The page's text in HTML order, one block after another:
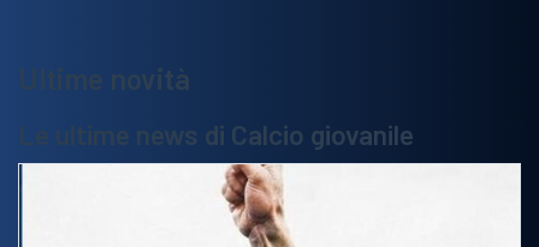
Ultime novità
Le ultime news di Calcio giovanile